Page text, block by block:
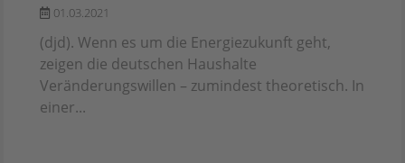
01.03.2021
(djd). Wenn es um die Energiezukunft geht,
zeigen die deutschen Haushalte
Veränderungswillen – zumindest theoretisch. In
einer...